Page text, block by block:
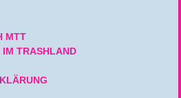
MTT
TRASHLAND